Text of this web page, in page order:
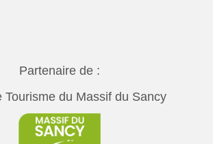
Partenaire de :
Tourisme du Massif du Sancy